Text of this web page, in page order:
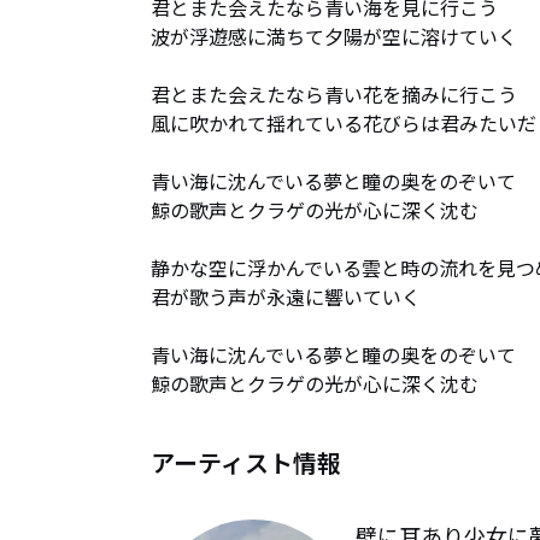
君とまた会えたなら青い海を見に行こう
波が浮遊感に満ちて夕陽が空に溶けていく
君とまた会えたなら青い花を摘みに行こう
風に吹かれて揺れている花びらは君みたいだ
青い海に沈んでいる夢と瞳の奥をのぞいて
鯨の歌声とクラゲの光が心に深く沈む
静かな空に浮かんでいる雲と時の流れを見つ
君が歌う声が永遠に響いていく
青い海に沈んでいる夢と瞳の奥をのぞいて
鯨の歌声とクラゲの光が心に深く沈む
アーティスト情報